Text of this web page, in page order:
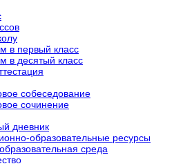
в первый класс
в десятый класс
собеседование
сочинение
дневник
образовательные ресурсы
среда